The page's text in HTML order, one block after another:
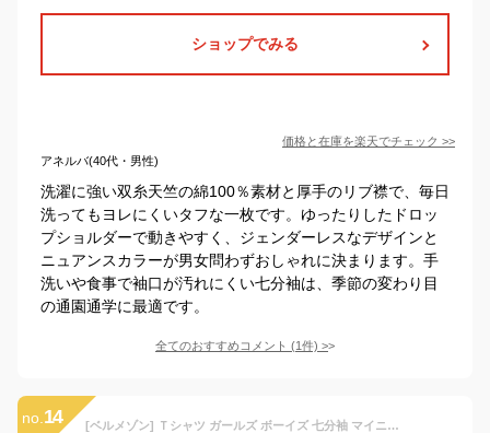
ショップでみる
価格と在庫を楽天でチェック >>
アネルバ(40代・男性)
洗濯に強い双糸天竺の綿100％素材と厚手のリブ襟で、毎日
洗ってもヨレにくいタフな一枚です。ゆったりしたドロッ
プショルダーで動きやすく、ジェンダーレスなデザインと
ニュアンスカラーが男女問わずおしゃれに決まります。手
洗いや食事で袖口が汚れにくい七分袖は、季節の変わり目
の通園通学に最適です。
全てのおすすめコメント (1件) >
no. 14 [ベルメゾン] Ｔシャツ ガールズ ボーイズ 七分袖 マイニチお洗濯してもよれにくい Tシャツ・カットソー LYKKE キッズ トップス チャコール 120